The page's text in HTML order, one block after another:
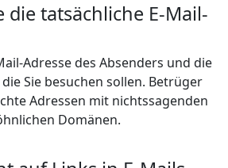
die tatsächliche E-Mail-
Adresse des Absenders und die
Sie besuchen sollen. Betrüger
Adressen mit nichtssagenden
Domänen.